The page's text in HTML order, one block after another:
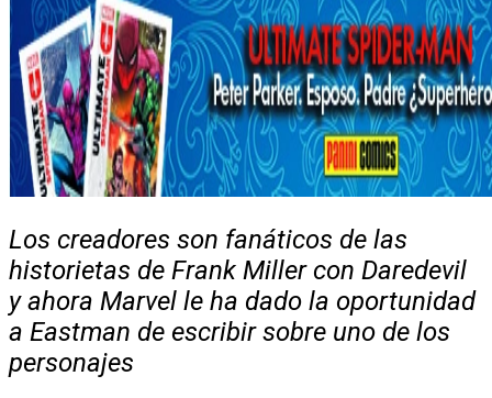
Los creadores son fanáticos de las
historietas de Frank Miller con Daredevil
y ahora Marvel le ha dado la oportunidad
a Eastman de escribir sobre uno de los
personajes